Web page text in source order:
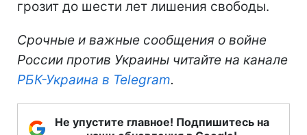
грозит до шести лет лишения свободы.
Срочные и важные сообщения о войне
России против Украины читайте на канале
РБК-Украина в Telegram.
Не упустите главное! Подпишитесь на